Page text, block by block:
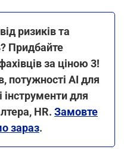
ризиків та
Придбайте
за ціною 3!
потужності AI для
інструменти для
HR. Замовте
зараз.